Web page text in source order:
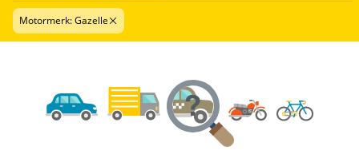
Motormerk: Gazelle